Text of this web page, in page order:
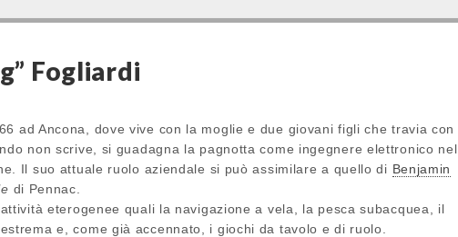
Fogliardi
ad Ancona, dove vive con la moglie e due giovani figli che travia con
non scrive, si guadagna la pagnotta come ingegnere elettronico nel
Il suo attuale ruolo aziendale si può assimilare a quello di Benjamin
di Pennac.
eterogenee quali la navigazione a vela, la pesca subacquea, il
e, come già accennato, i giochi da tavolo e di ruolo.